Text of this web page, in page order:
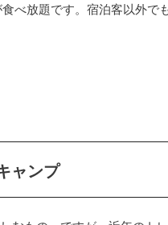
べ放題です。宿泊客以外でも
ャンプ